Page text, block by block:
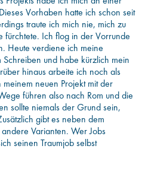
Vorhaben hatte ich schon seit
traute ich mich nie, mich zu
Ich flog in der Vorrunde
Heute verdiene ich meine
und habe kürzlich mein
hinaus arbeite ich noch als
neuen Projekt mit der
führen also nach Rom und die
sollte niemals der Grund sein,
gibt es neben dem
Varianten. Wer Jobs
seinen Traumjob selbst